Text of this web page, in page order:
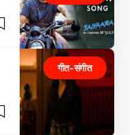
गीत-संगीत